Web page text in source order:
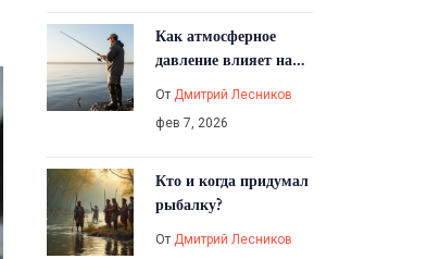
Как атмосферное
давление влияет на
практические
правила для рыбаков
От Дмитрий Лесников
фев 7, 2026
Кто и когда придумал
рыбалку?
От Дмитрий Лесников